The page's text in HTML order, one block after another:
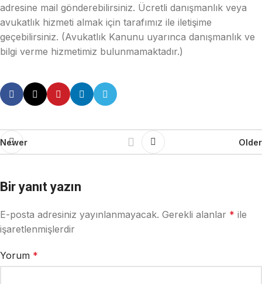
adresine mail gönderebilirsiniz. Ücretli danışmanlık veya
avukatlık hizmeti almak için tarafımız ile iletişime
geçebilirsiniz. (Avukatlık Kanunu uyarınca danışmanlık ve
bilgi verme hizmetimiz bulunmamaktadır.)
Newer Older
Bir yanıt yazın
E-posta adresiniz yayınlanmayacak. Gerekli alanlar * ile
işaretlenmişlerdir
Yorum *